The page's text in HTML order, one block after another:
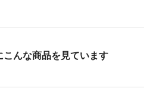
こんな商品を見ています